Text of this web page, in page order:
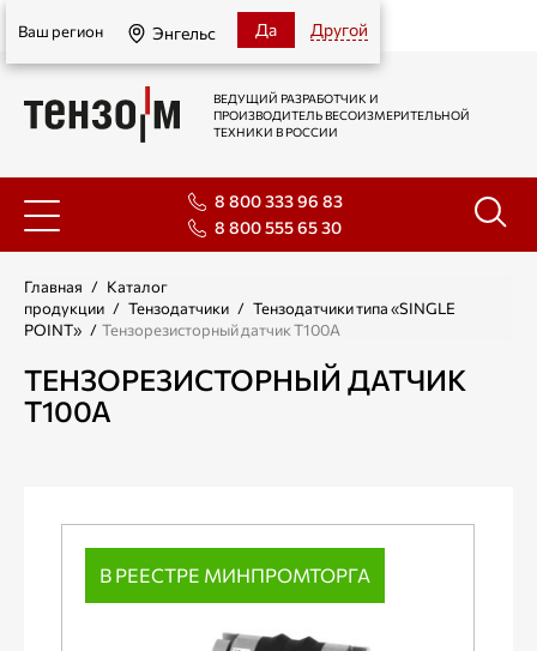
Энгельс
Ваш регион Энгельс Да Другой
ВЕДУЩИЙ РАЗРАБОТЧИК И
ПРОИЗВОДИТЕЛЬ ВЕСОИЗМЕРИТЕЛЬНОЙ
ТЕХНИКИ В РОССИИ
8 800 333 96 83
8 800 555 65 30
Главная / Каталог
продукции / Тензодатчики / Тензодатчики типа «SINGLE
POINT» / Тензорезисторный датчик Т100А
ТЕНЗОРЕЗИСТОРНЫЙ ДАТЧИК
Т100А
В РЕЕСТРЕ МИНПРОМТОРГА